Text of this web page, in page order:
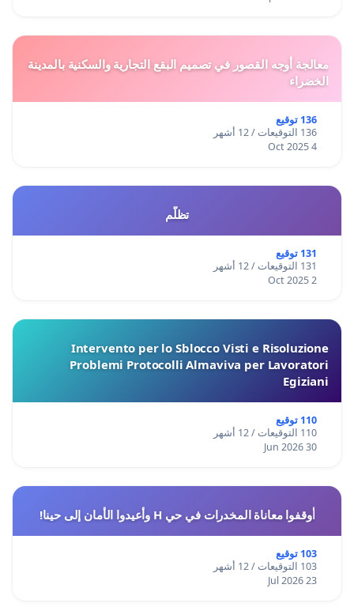
معالجة أوجه القصور في تصميم البقع التجارية والسكنية بالمدينة
الخضراء
136 توقيع
136 التوقيعات / 12 أشهر
4 Oct 2025
تظلّم
131 توقيع
131 التوقيعات / 12 أشهر
2 Oct 2025
Intervento per lo Sblocco Visti e Risoluzione
Problemi Protocolli Almaviva per Lavoratori
Egiziani
110 توقيع
110 التوقيعات / 12 أشهر
30 Jun 2026
أوقفوا معاناة المخدرات في حي H وأعيدوا الأمان إلى حينا!
103 توقيع
103 التوقيعات / 12 أشهر
23 Jul 2026